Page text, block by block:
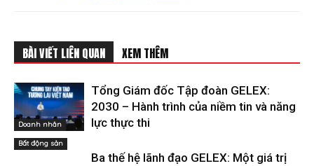
BÀI VIẾT LIÊN QUAN XEM THÊM
Doanh nhân
Tổng Giám đốc Tập đoàn GELEX:
2030 – Hành trình của niềm tin và năng
lực thực thi
Bất động sản
Ba thế hệ lãnh đạo GELEX: Một giá trị